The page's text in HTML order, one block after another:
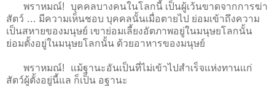
พราหมณ์! บุคคลบางคนในโลกนี้ เป็นผู้เว้นขาดจากการฆ่า
สัตว์ … มีความเห็นชอบ บุคคลนั้นเมื่อตายไป ย่อมเข้าถึงความ
เป็นสหายของมนุษย์ เขาย่อมเลี้ยงอัตภาพอยู่ในมนุษยโลกนั้น
ย่อมตั้งอยู่ในมนุษยโลกนั้น ด้วยอาหารของมนุษย์
พราหมณ์! แม้ฐานะอันเป็นที่ไม่เข้าไปสำเร็จแห่งทานแก่
สัตว์ผู้ตั้งอยู่นี้แล ก็เป็น อฐานะ